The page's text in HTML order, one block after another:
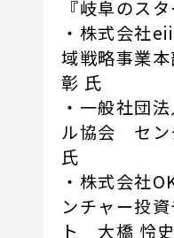
『岐阜のス
・株式会社
域戦略事業
彰 氏
・一般社団
ル協会 セ
氏
・株式会社
ンチャー投
ト 大橋 怜